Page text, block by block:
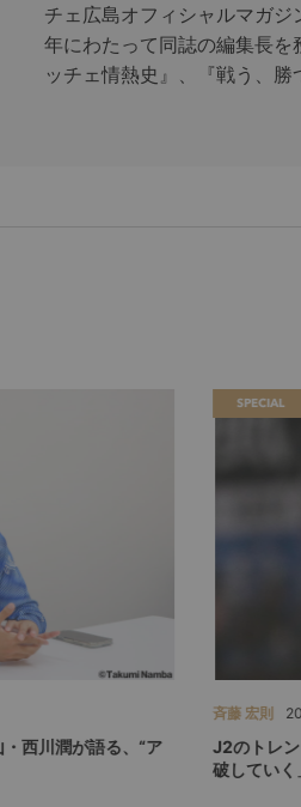
チェ広島オフィシャルマガ
年にわたって同誌の編集長
ッチェ情熱史』、『戦う、勝
・西川潤が語る、“ア
SPECIAL
斉藤 宏則
J2のトレ
破してい